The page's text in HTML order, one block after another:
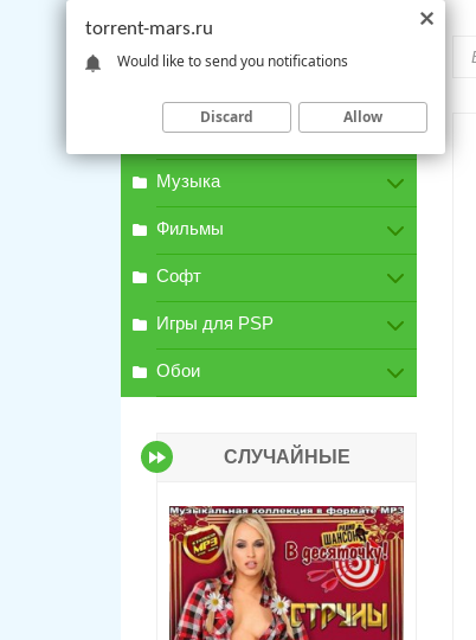
Игры для PC
Музыка
Фильмы
Софт
Игры для PSP
Обои
СЛУЧАЙНЫЕ
torrent-mars.ru
Would like to send you notifications
Discard Allow